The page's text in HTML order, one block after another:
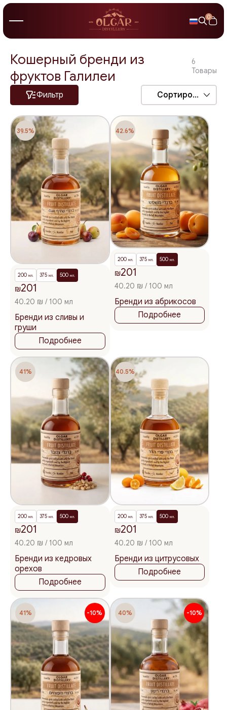
0
Кошерный бренди из
фруктов Галилеи
6
Товары
Фильтр Сортировка
39.5%
500 мл.
200 мл. 375 мл.
₪201
40.20 ₪ / 100 мл
Бренди из сливы и
груши
Подробнее
42.6%
500 мл.
375 мл.
200 мл.
₪201
40.20 ₪ / 100 мл
Бренди из абрикосов
Подробнее
41%
500 мл.
375 мл.
200 мл.
₪201
40.20 ₪ / 100 мл
Бренди из кедровых
орехов
Подробнее
40.5%
500 мл.
375 мл.
200 мл.
₪201
40.20 ₪ / 100 мл
Бренди из цитрусовых
Подробнее
-10%
41% -10%
40%